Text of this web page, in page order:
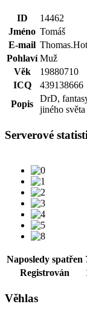
ID
14462
Jméno Tomáš
E-mail
Pohlaví Muž
Věk
19880710
ICQ
439138666
Popis
DrD,
jiného
Serverové
Naposledy spatřen
Registrován
Věhlas